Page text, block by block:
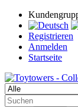
Registrieren
Anmelden
Startseite